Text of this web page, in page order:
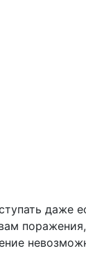
даже